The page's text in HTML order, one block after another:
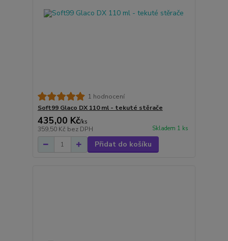
1 hodnocení
Soft99 Glaco DX 110 ml - tekuté stěrače
435,00 Kč/ks
359,50 Kč bez DPH Skladem 1 ks
Přidat do košíku